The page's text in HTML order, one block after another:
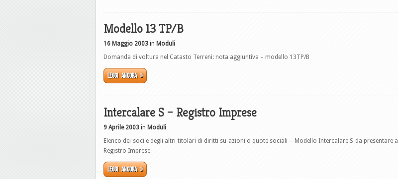
Modello 13 TP/B
16 Maggio 2003 in Moduli
Domanda di voltura nel Catasto Terreni: nota aggiuntiva – modello 13TP/B
Leggi ancora »
Intercalare S – Registro Imprese
9 Aprile 2003 in Moduli
Elenco dei soci e degli altri titolari di diritti su azioni o quote sociali – Modello Intercalare S da presentare al
Registro Imprese
Leggi ancora »